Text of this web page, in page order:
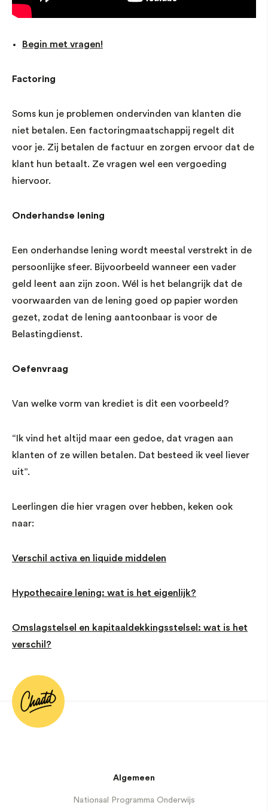
Begin met vragen!
Factoring
Soms kun je problemen ondervinden van klanten die
niet betalen. Een factoringmaatschappij regelt dit
voor je. Zij betalen de factuur en zorgen ervoor dat de
klant hun betaalt. Ze vragen wel een vergoeding
hiervoor.
Onderhandse lening
Een onderhandse lening wordt meestal verstrekt in de
persoonlijke sfeer. Bijvoorbeeld wanneer een vader
geld leent aan zijn zoon. Wél is het belangrijk dat de
voorwaarden van de lening goed op papier worden
gezet, zodat de lening aantoonbaar is voor de
Belastingdienst.
Oefenvraag
Van welke vorm van krediet is dit een voorbeeld?
“Ik vind het altijd maar een gedoe, dat vragen aan
klanten of ze willen betalen. Dat besteed ik veel liever
uit”.
Leerlingen die hier vragen over hebben, keken ook
naar:
Verschil activa en liquide middelen
Hypothecaire lening: wat is het eigenlijk?
Omslagstelsel en kapitaaldekkingsstelsel: wat is het
verschil?
Algemeen
Nationaal Programma Onderwijs